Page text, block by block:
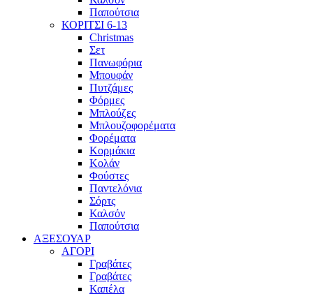
Παπούτσια
ΚΟΡΙΤΣΙ 6-13
Christmas
Σετ
Πανωφόρια
Μπουφάν
Πυτζάμες
Φόρμες
Μπλούζες
Μπλουζοφορέματα
Φορέματα
Κορμάκια
Κολάν
Φούστες
Παντελόνια
Σόρτς
Καλσόν
Παπούτσια
ΑΞΕΣΟΥΑΡ
ΑΓΟΡΙ
Γραβάτες
Γραβάτες
Καπέλα